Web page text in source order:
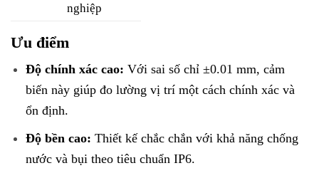
nghiệp
Ưu điểm
Độ chính xác cao: Với sai số chỉ ±0.01 mm, cảm
biến này giúp đo lường vị trí một cách chính xác và
ổn định.
Độ bền cao: Thiết kế chắc chắn với khả năng chống
nước và bụi theo tiêu chuẩn IP6.